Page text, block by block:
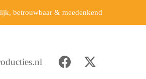
betrouwbaar & meedenkend